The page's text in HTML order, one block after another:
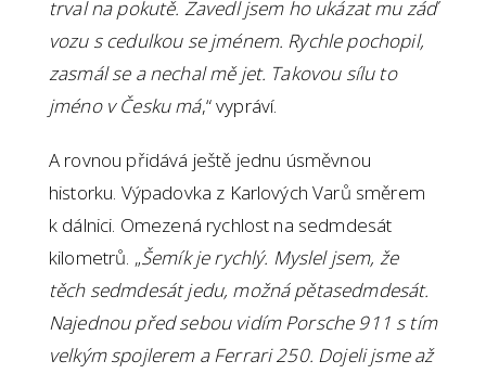
trval na pokutě. Zavedl jsem ho ukázat mu záď
vozu s cedulkou se jménem. Rychle pochopil,
zasmál se a nechal mě jet. Takovou sílu to
jméno v Česku má,“ vypráví.
A rovnou přidává ještě jednu úsměvnou
historku. Výpadovka z Karlových Varů směrem
k dálnici. Omezená rychlost na sedmdesát
kilometrů. „Šemík je rychlý. Myslel jsem, že
těch sedmdesát jedu, možná pětasedmdesát.
Najednou před sebou vidím Porsche 911 s tím
velkým spojlerem a Ferrari 250. Dojeli jsme až